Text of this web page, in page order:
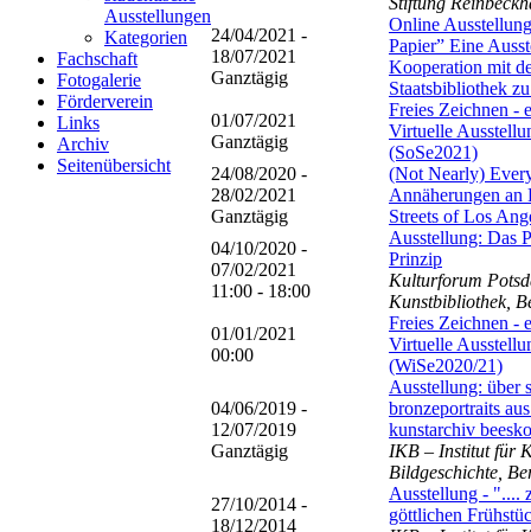
Ausstellungen
Kategorien
Fachschaft
Fotogalerie
Förderverein
Links
Archiv
Seitenübersicht
24/04/2021 -
18/07/2021
Ganztägig
Online
Papier” Eine
Kooperation mit
Staatsbibliothek
01/07/2021
Ganztägig
Freies Zeichnen -
Virtuelle
(SoSe2021)
24/08/2020 -
28/02/2021
Ganztägig
(Not Nearly)
Annäherungen an
Streets of Los
04/10/2020 -
07/02/2021
11:00 - 18:00
Ausstellung: Das
Prinzip
Kulturforum
Kunstbibliothek,
01/01/2021
00:00
Freies Zeichnen -
Virtuelle
(WiSe2020/21)
04/06/2019 -
12/07/2019
Ganztägig
Ausstellung: über
bronzeportraits
kunstarchiv
IKB – Institut für
Bildgeschichte,
27/10/2014 -
18/12/2014
Ausstellung - "....
göttlichen